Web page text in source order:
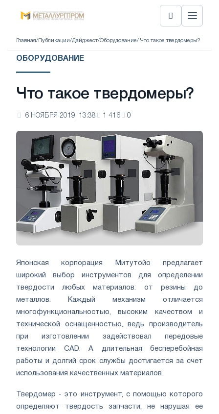
Главная/ Публикации/Дайджест/Оборудование/ Что такое твердомеры?
ОБОРУДОВАНИЕ
Что такое твердомеры?
6 НОЯБРЯ 2019, 13:38 1 416 0
Японская корпорация Митутойо предлагает
широкий выбор инструментов для определении
твердости любых материалов: от резины до
металлов. Каждый механизм отличается
многофункциональностью, высоким качеством и
технической оснащенностью, ведь производитель
при изготовлении задействовал передовые
технологии CAD. А длительная бесперебойная
работы и долгий срок службы достигается за счет
использования качественных материалов.
Твердомер - это инструмент, с помощью которого
определяют твердость запчасти, не нарушая ее